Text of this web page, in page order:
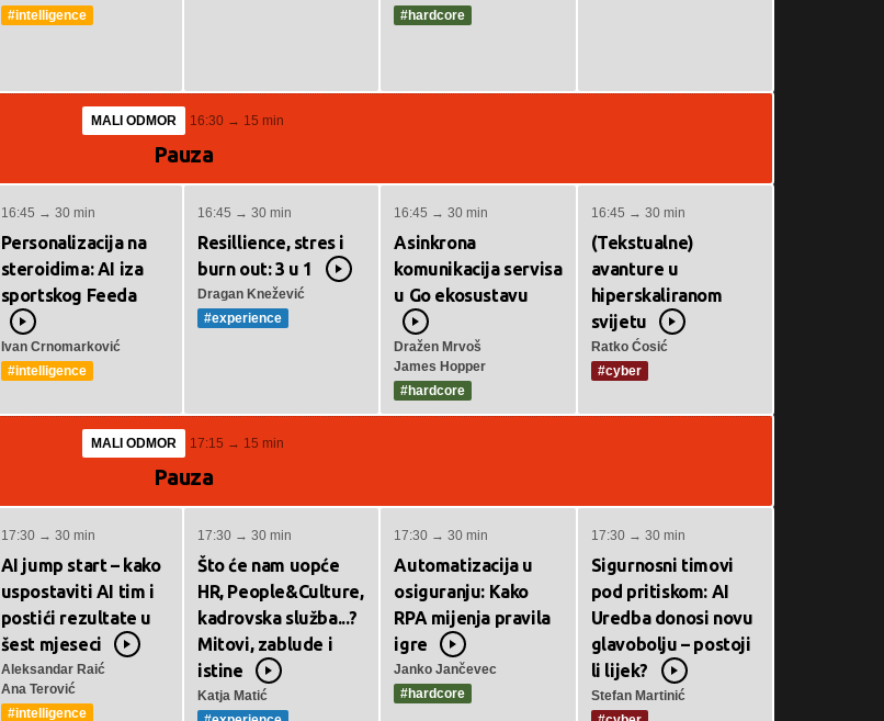
#intelligence
#hardcore
MALI ODMOR 16:30 → 15 min
Pauza
16:45 → 30 min
Personalizacija na
steroidima: AI iza
sportskog Feeda
Video
Ivan Crnomarković
#intelligence
16:45 → 30 min
Resillience, stres i
burn out: 3 u 1
Video
Dragan Knežević
#experience
16:45 → 30 min
Asinkrona
komunikacija servisa
u Go ekosustavu
Video
Dražen Mrvoš
James Hopper
#hardcore
16:45 → 30 min
(Tekstualne)
avanture u
hiperskaliranom
svijetu
Video
Ratko Ćosić
#cyber
MALI ODMOR 17:15 → 15 min
Pauza
17:30 → 30 min
AI jump start – kako
uspostaviti AI tim i
postići rezultate u
šest mjeseci
Video
Aleksandar Raić
Ana Terović
#intelligence
17:30 → 30 min
Što će nam uopće
HR, People&Culture,
kadrovska služba...?
Mitovi, zablude i
istine
Video
Katja Matić
17:30 → 30 min
Automatizacija u
osiguranju: Kako
RPA mijenja pravila
igre
Video
Janko Jančevec
#hardcore
17:30 → 30 min
Sigurnosni timovi
pod pritiskom: AI
Uredba donosi novu
glavobolju – postoji
li lijek?
Video
Stefan Martinić